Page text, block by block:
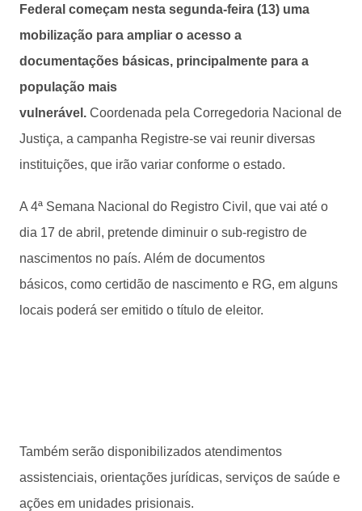
Federal começam nesta segunda-feira (13) uma
mobilização para ampliar o acesso a
documentações básicas, principalmente para a
população mais
vulnerável. Coordenada pela Corregedoria Nacional de
Justiça, a campanha Registre-se vai reunir diversas
instituições, que irão variar conforme o estado.
A 4ª Semana Nacional do Registro Civil, que vai até o
dia 17 de abril, pretende diminuir o sub-registro de
nascimentos no país. Além de documentos
básicos, como certidão de nascimento e RG, em alguns
locais poderá ser emitido o título de eleitor.
Também serão disponibilizados atendimentos
assistenciais, orientações jurídicas, serviços de saúde e
ações em unidades prisionais.